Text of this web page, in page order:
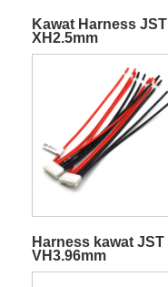
Kawat Harness JST
XH2.5mm
Harness kawat JST
VH3.96mm